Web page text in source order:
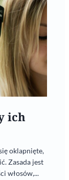
ich
oklapnięte,
Zasada jest
włosów,...